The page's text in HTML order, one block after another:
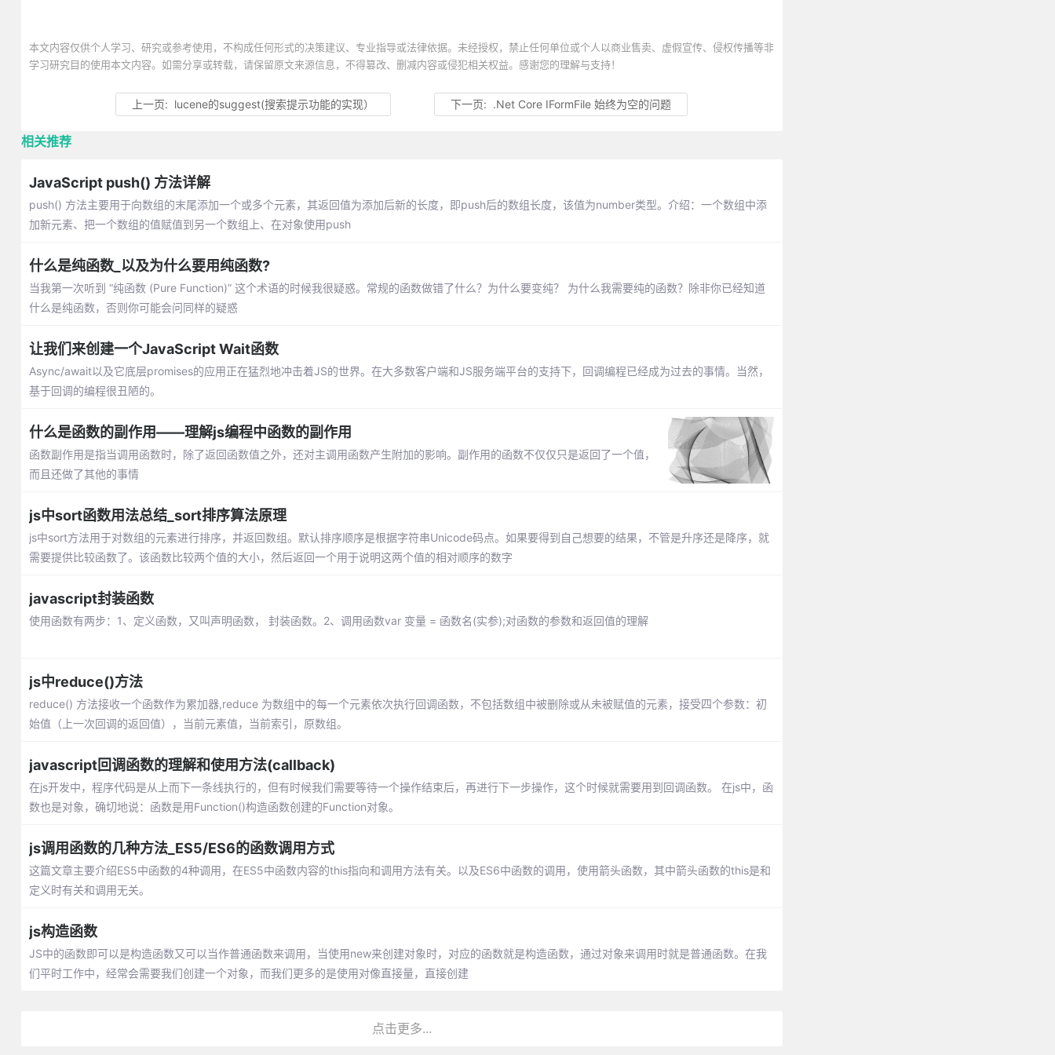
本文内容仅供个人学习、研究或参考使用，不构成任何形式的决策建议、专业指导或法律依据。未经授权，禁止任何单位或个人以商业售卖、虚假宣传、侵权传播等非
学习研究目的使用本文内容。如需分享或转载，请保留原文来源信息，不得篡改、删减内容或侵犯相关权益。感谢您的理解与支持！
上一页: lucene的suggest(搜索提示功能的实现） 下一页: .Net Core IFormFile 始终为空的问题
相关推荐
JavaScript push() 方法详解
push() 方法主要用于向数组的末尾添加一个或多个元素，其返回值为添加后新的长度，即push后的数组长度，该值为number类型。介绍：一个数组中添
加新元素、把一个数组的值赋值到另一个数组上、在对象使用push
什么是纯函数_以及为什么要用纯函数?
当我第一次听到 “纯函数 (Pure Function)” 这个术语的时候我很疑惑。常规的函数做错了什么？为什么要变纯？ 为什么我需要纯的函数？除非你已经知道
什么是纯函数，否则你可能会问同样的疑惑
让我们来创建一个JavaScript Wait函数
Async/await以及它底层promises的应用正在猛烈地冲击着JS的世界。在大多数客户端和JS服务端平台的支持下，回调编程已经成为过去的事情。当然，
基于回调的编程很丑陋的。
什么是函数的副作用——理解js编程中函数的副作用
函数副作用是指当调用函数时，除了返回函数值之外，还对主调用函数产生附加的影响。副作用的函数不仅仅只是返回了一个值，
而且还做了其他的事情
js中sort函数用法总结_sort排序算法原理
js中sort方法用于对数组的元素进行排序，并返回数组。默认排序顺序是根据字符串Unicode码点。如果要得到自己想要的结果，不管是升序还是降序，就
需要提供比较函数了。该函数比较两个值的大小，然后返回一个用于说明这两个值的相对顺序的数字
javascript封装函数
使用函数有两步：1、定义函数，又叫声明函数， 封装函数。2、调用函数var 变量 = 函数名(实参);对函数的参数和返回值的理解
js中reduce()方法
reduce() 方法接收一个函数作为累加器,reduce 为数组中的每一个元素依次执行回调函数，不包括数组中被删除或从未被赋值的元素，接受四个参数：初
始值（上一次回调的返回值），当前元素值，当前索引，原数组。
javascript回调函数的理解和使用方法(callback)
在js开发中，程序代码是从上而下一条线执行的，但有时候我们需要等待一个操作结束后，再进行下一步操作，这个时候就需要用到回调函数。 在js中，函
数也是对象，确切地说：函数是用Function()构造函数创建的Function对象。
js调用函数的几种方法_ES5/ES6的函数调用方式
这篇文章主要介绍ES5中函数的4种调用，在ES5中函数内容的this指向和调用方法有关。以及ES6中函数的调用，使用箭头函数，其中箭头函数的this是和
定义时有关和调用无关。
js构造函数
JS中的函数即可以是构造函数又可以当作普通函数来调用，当使用new来创建对象时，对应的函数就是构造函数，通过对象来调用时就是普通函数。在我
们平时工作中，经常会需要我们创建一个对象，而我们更多的是使用对像直接量，直接创建
点击更多...